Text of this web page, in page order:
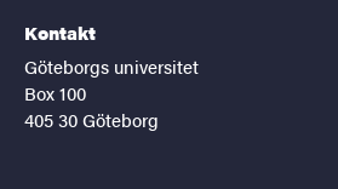
Kontakt
Göteborgs universitet
Box 100
405 30 Göteborg